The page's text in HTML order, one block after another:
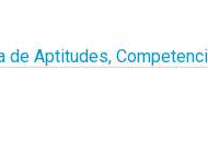
Aptitudes,